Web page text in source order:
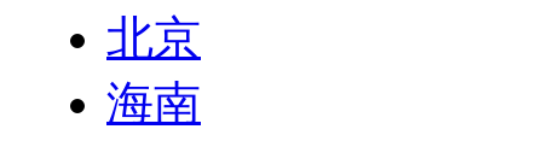
北京
海南